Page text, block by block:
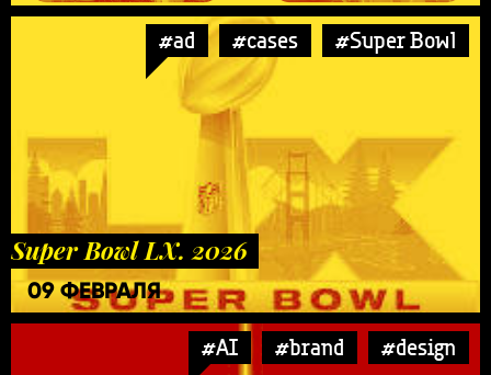
#ad #cases #Super Bowl
Super Bowl LX. 2026
09 ФЕВРАЛЯ
#AI #brand #design